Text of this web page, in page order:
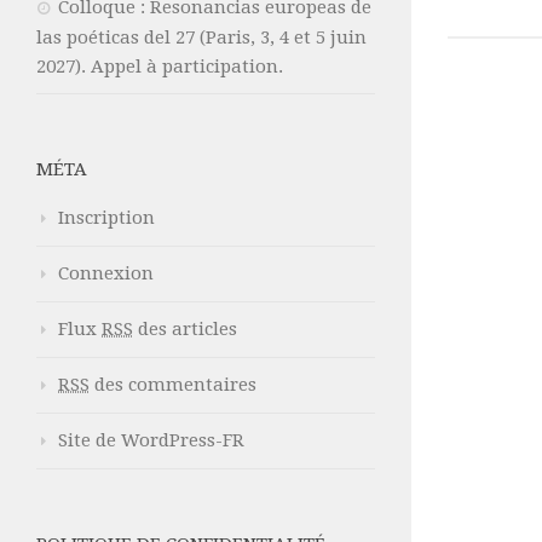
Colloque : Resonancias europeas de
las poéticas del 27 (Paris, 3, 4 et 5 juin
2027). Appel à participation.
MÉTA
Inscription
Connexion
Flux RSS des articles
RSS des commentaires
Site de WordPress-FR